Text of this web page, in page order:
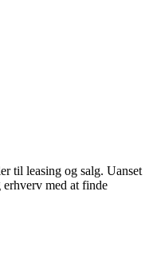
til leasing og salg. Uanset
med at finde